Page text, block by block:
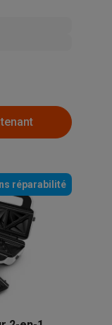
réparabilité